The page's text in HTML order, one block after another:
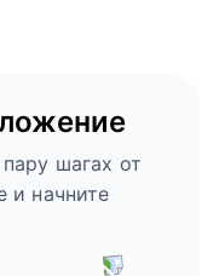
шагах от
и начните